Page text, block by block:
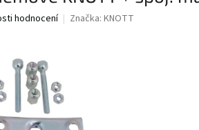
hodnocení Značka: KNOTT